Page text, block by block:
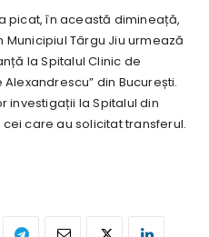
picat, în această dimineață,
Târgu Jiu urmează
la Spitalul Clinic de
din București.
investigații la Spitalul din
care au solicitat transferul.